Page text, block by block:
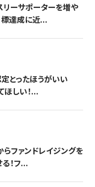
リーサポーターを増や
達成に近...
定とったほうがいい
ほしい！...
らファンドレイジングを
！フ...